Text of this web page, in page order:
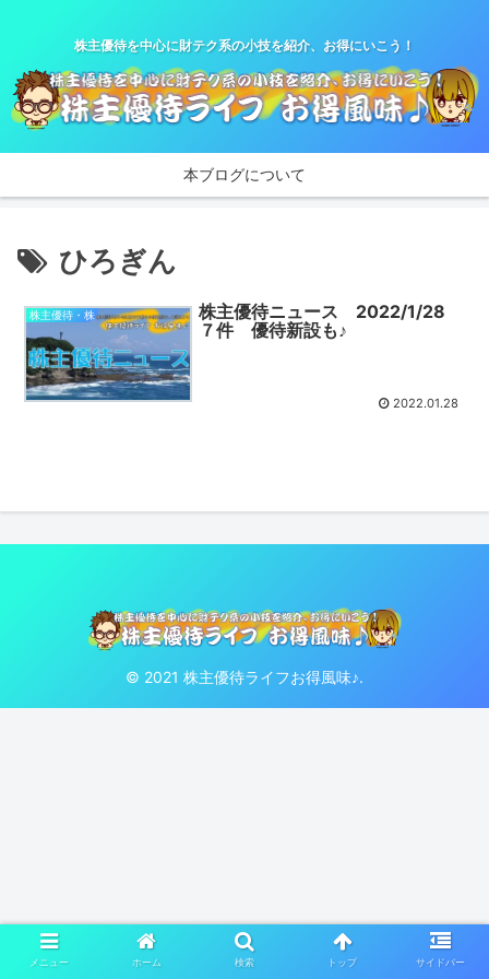
株主優待を中心に財テク系の小技を紹介、お得にいこう！
本ブログについて
ひろぎん
株主優待・株
株主優待ニュース 2022/1/28
７件 優待新設も♪
2022.01.28
© 2021 株主優待ライフお得風味♪.
メニュー ホーム 検索 トップ サイドバー